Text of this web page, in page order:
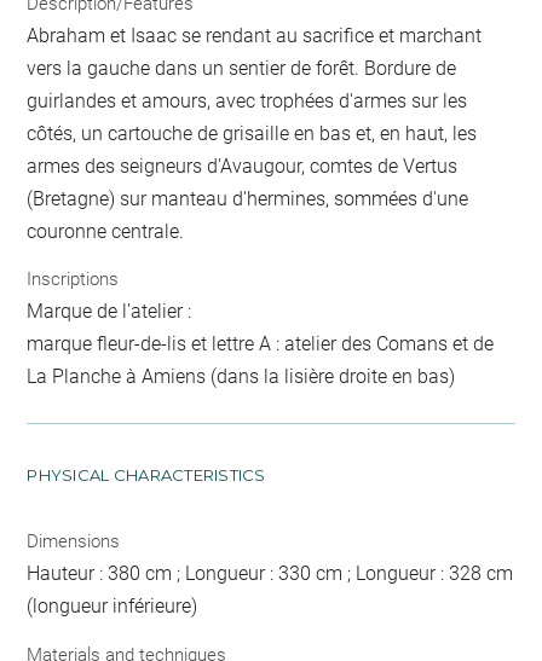
Abraham et Isaac se rendant au sacrifice et marchant
vers la gauche dans un sentier de forêt. Bordure de
guirlandes et amours, avec trophées d'armes sur les
côtés, un cartouche de grisaille en bas et, en haut, les
armes des seigneurs d'Avaugour, comtes de Vertus
(Bretagne) sur manteau d'hermines, sommées d'une
couronne centrale.
Inscriptions
Marque de l'atelier :
marque fleur-de-lis et lettre A : atelier des Comans et de
La Planche à Amiens (dans la lisière droite en bas)
PHYSICAL CHARACTERISTICS
Dimensions
Hauteur : 380 cm ; Longueur : 330 cm ; Longueur : 328 cm
(longueur inférieure)
Materials and techniques